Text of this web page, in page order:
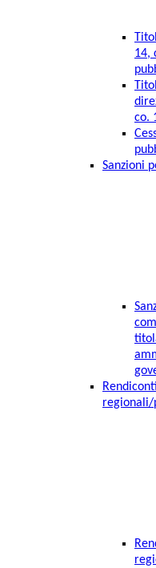
14,
co.
Sanzioni
regionali/